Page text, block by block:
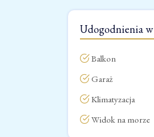
Udogodnienia
Balkon
Garaż
Klimatyzacja
Widok na morze